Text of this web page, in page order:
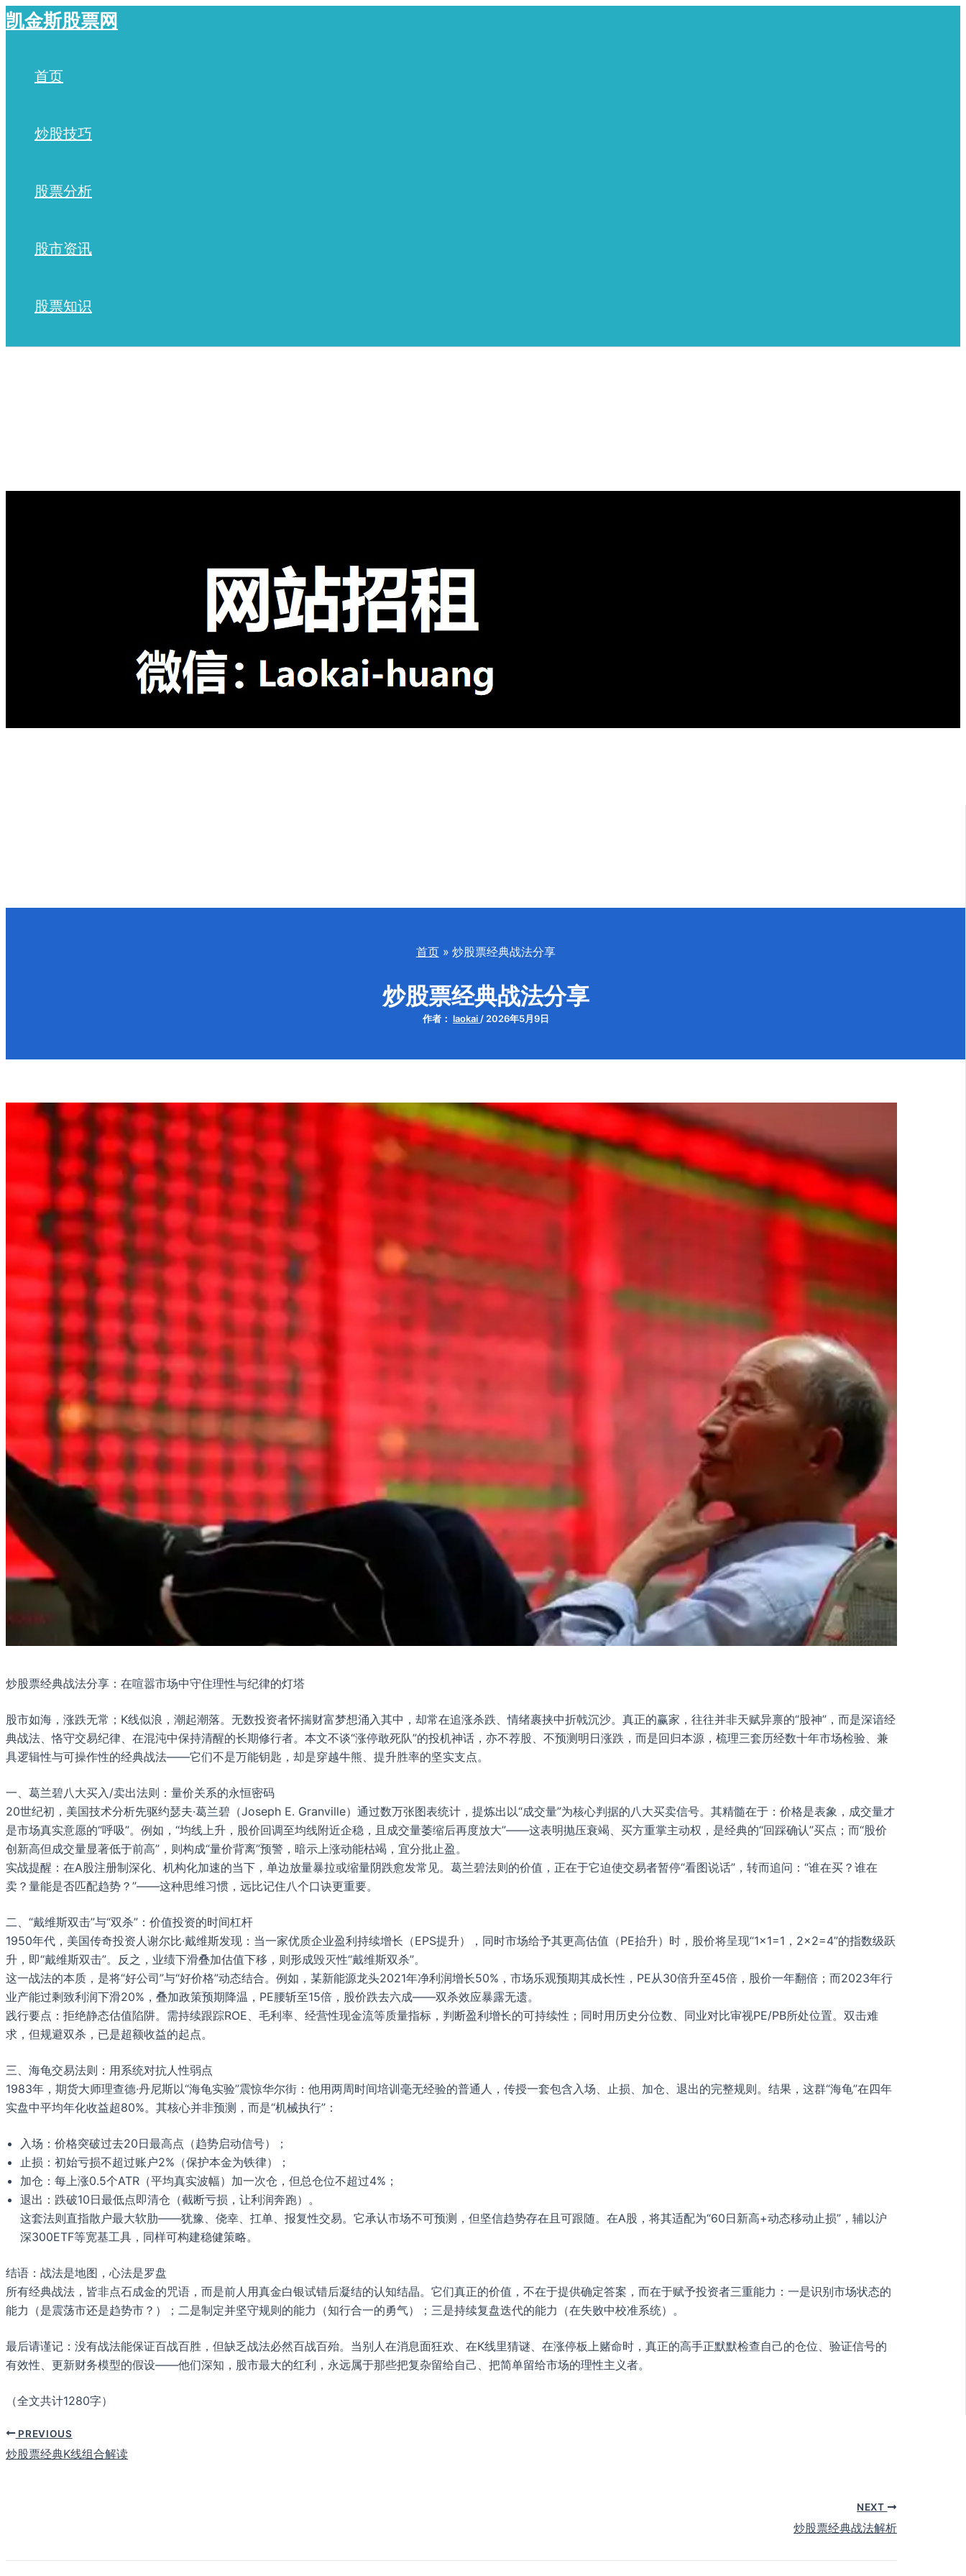
跳
至
凯金斯股票网
首页
炒股技巧
股票分析
股市资讯
股票知识
首页 炒股票经典战法分享
炒股票经典战法分享
作者： laokai / 2026年5月9日
炒股票经典战法分享：在喧嚣市场中守住理性与纪律的灯塔
股市如海，涨跌无常；K线似浪，潮起潮落。无数投资者怀揣财富梦想涌入其中，却常在追涨杀跌、情绪裹挟中折戟沉沙。真正的赢家，往往并非天赋异禀的“股神”，而是深谙经
典战法、恪守交易纪律、在混沌中保持清醒的长期修行者。本文不谈“涨停敢死队”的投机神话，亦不荐股、不预测明日涨跌，而是回归本源，梳理三套历经数十年市场检验、兼
具逻辑性与可操作性的经典战法——它们不是万能钥匙，却是穿越牛熊、提升胜率的坚实支点。
一、葛兰碧八大买入/卖出法则：量价关系的永恒密码
20世纪初，美国技术分析先驱约瑟夫·葛兰碧（Joseph E. Granville）通过数万张图表统计，提炼出以“成交量”为核心判据的八大买卖信号。其精髓在于：价格是表象，成交量才
是市场真实意愿的“呼吸”。例如，“均线上升，股价回调至均线附近企稳，且成交量萎缩后再度放大”——这表明抛压衰竭、买方重掌主动权，是经典的“回踩确认”买点；而“股价
创新高但成交量显著低于前高”，则构成“量价背离”预警，暗示上涨动能枯竭，宜分批止盈。
实战提醒：在A股注册制深化、机构化加速的当下，单边放量暴拉或缩量阴跌愈发常见。葛兰碧法则的价值，正在于它迫使交易者暂停“看图说话”，转而追问：“谁在买？谁在
卖？量能是否匹配趋势？”——这种思维习惯，远比记住八个口诀更重要。
二、“戴维斯双击”与“双杀”：价值投资的时间杠杆
1950年代，美国传奇投资人谢尔比·戴维斯发现：当一家优质企业盈利持续增长（EPS提升），同时市场给予其更高估值（PE抬升）时，股价将呈现“1×1=1，2×2=4”的指数级跃
升，即“戴维斯双击”。反之，业绩下滑叠加估值下移，则形成毁灭性“戴维斯双杀”。
这一战法的本质，是将“好公司”与“好价格”动态结合。例如，某新能源龙头2021年净利润增长50%，市场乐观预期其成长性，PE从30倍升至45倍，股价一年翻倍；而2023年行
业产能过剩致利润下滑20%，叠加政策预期降温，PE腰斩至15倍，股价跌去六成——双杀效应暴露无遗。
践行要点：拒绝静态估值陷阱。需持续跟踪ROE、毛利率、经营性现金流等质量指标，判断盈利增长的可持续性；同时用历史分位数、同业对比审视PE/PB所处位置。双击难
求，但规避双杀，已是超额收益的起点。
三、海龟交易法则：用系统对抗人性弱点
1983年，期货大师理查德·丹尼斯以“海龟实验”震惊华尔街：他用两周时间培训毫无经验的普通人，传授一套包含入场、止损、加仓、退出的完整规则。结果，这群“海龟”在四年
实盘中平均年化收益超80%。其核心并非预测，而是“机械执行”：
入场：价格突破过去20日最高点（趋势启动信号）；
止损：初始亏损不超过账户2%（保护本金为铁律）；
加仓：每上涨0.5个ATR（平均真实波幅）加一次仓，但总仓位不超过4%；
退出：跌破10日最低点即清仓（截断亏损，让利润奔跑）。
这套法则直指散户最大软肋——犹豫、侥幸、扛单、报复性交易。它承认市场不可预测，但坚信趋势存在且可跟随。在A股，将其适配为“60日新高+动态移动止损”，辅以沪
深300ETF等宽基工具，同样可构建稳健策略。
结语：战法是地图，心法是罗盘
所有经典战法，皆非点石成金的咒语，而是前人用真金白银试错后凝结的认知结晶。它们真正的价值，不在于提供确定答案，而在于赋予投资者三重能力：一是识别市场状态的
能力（是震荡市还是趋势市？）；二是制定并坚守规则的能力（知行合一的勇气）；三是持续复盘迭代的能力（在失败中校准系统）。
最后请谨记：没有战法能保证百战百胜，但缺乏战法必然百战百殆。当别人在消息面狂欢、在K线里猜谜、在涨停板上赌命时，真正的高手正默默检查自己的仓位、验证信号的
有效性、更新财务模型的假设——他们深知，股市最大的红利，永远属于那些把复杂留给自己、把简单留给市场的理性主义者。
（全文共计1280字）
PREVIOUS
炒股票经典K线组合解读
NEXT
炒股票经典战法解析